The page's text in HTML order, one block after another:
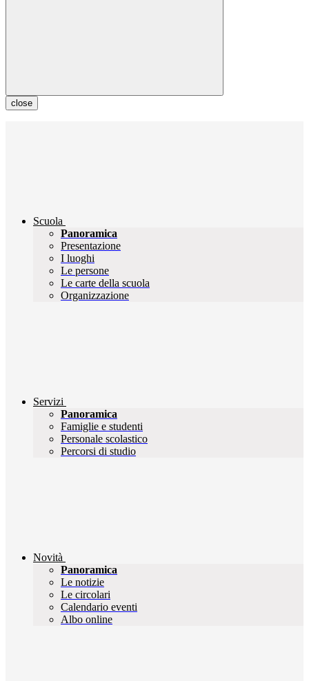
close
Scuola
Panoramica
Presentazione
I luoghi
Le persone
Le carte della scuola
Organizzazione
Servizi
Panoramica
Famiglie e studenti
Personale scolastico
Percorsi di studio
Novità
Panoramica
Le notizie
Le circolari
Calendario eventi
Albo online